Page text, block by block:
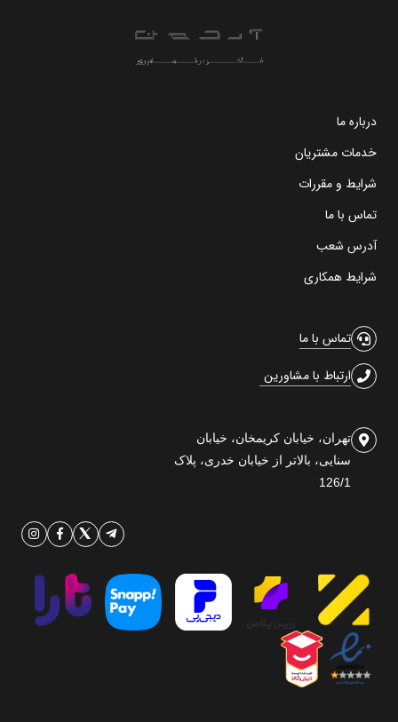
درباره ما
خدمات مشتریان
شرایط و مقررات
تماس با ما
آدرس شعب
شرایط همکاری
تماس با ما
ارتباط با مشاورین
تهران، خیابان کریمخان، خیابان
سنایی، بالاتر از خیابان خدری، پلاک
126/1